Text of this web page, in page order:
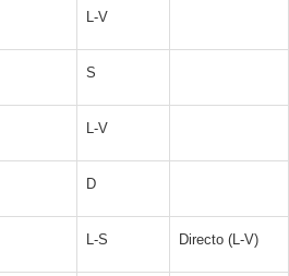
L-V
S
L-V
D
L-S Directo (L-V)